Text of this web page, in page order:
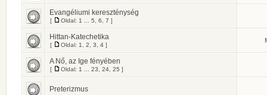
Evangéliumi kereszténység
[ Oldal: 1 5 6 7 ]
Hittan-Katechetika
[ Oldal: 1 2 3 4 ]
A Nő, az Ige fényében
[ Oldal: 1 23 24 25 ]
Preterizmus